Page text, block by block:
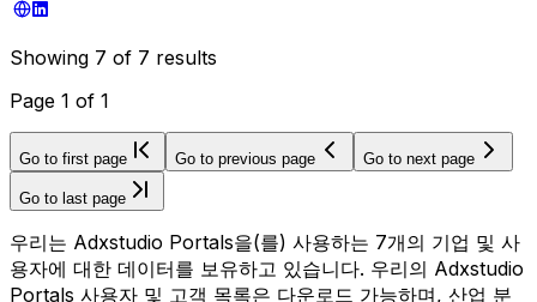
Showing 7 of 7 results
Page 1 of 1
Go to first page Go to previous page Go to next page
Go to last page
우리는 Adxstudio Portals을(를) 사용하는 7개의 기업 및 사
용자에 대한 데이터를 보유하고 있습니다. 우리의 Adxstudio
Portals 사용자 및 고객 목록은 다운로드 가능하며, 산업 분